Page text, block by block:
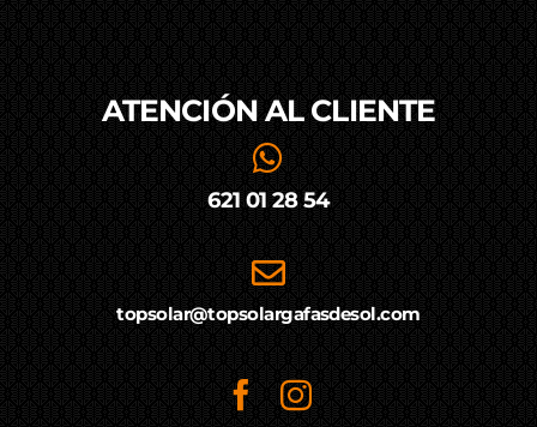
ATENCIÓN AL CLIENTE
621 01 28 54
topsolar@topsolargafasdesol.com